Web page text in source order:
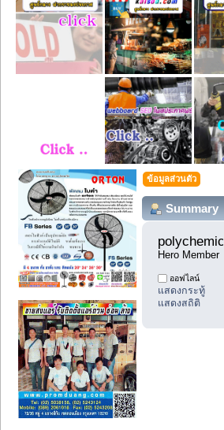
ข้อมูลส่วนตัว
Summary
Hero Member
ออฟไลน์
แสดงกระทู้
แสดงสถิติ